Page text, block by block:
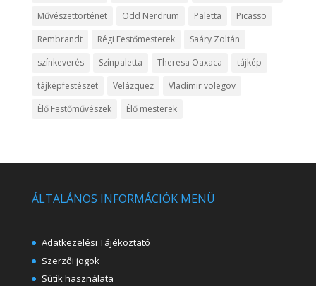
Művészettörténet
Odd Nerdrum Paletta
Picasso
Rembrandt
Régi Festőmesterek
Saáry Zoltán
színkeverés
Színpaletta Theresa Oaxaca
tájkép
tájképfestészet
Velázquez
Vladimir volegov
Élő Festőművészek
Élő mesterek
ÁLTALÁNOS INFORMÁCIÓK MENÜ
Adatkezelési Tájékoztató
Szerzői jogok
Sütik használata